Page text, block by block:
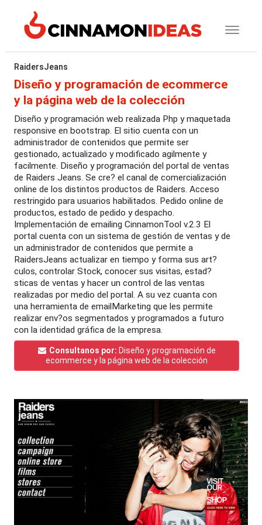
RaidersJeans
Diseño y programación de ecommerce
y la página web de la colección
Diseño y programación web realizada Php y maquetada
responsive en bootstrap. El sitio cuenta con un
administrador de contenidos que permite ser
gestionado, actualizado y modificado agilmente y
facilmente. Diseño y programación del portal de ventas
de Raiders Jeans. Se cre? el canal de comercialización
online de los distintos productos de Raiders. Acceso
restringido para usuarios habilitados. Pedido online de
productos, estado de pedido y despacho.
Implementación de emailing CinnamonTool v.2.3 El
portal cuenta con un sistema de gestión de ventas y de
un administrador de contenidos que permite a
RaidersJeans actualizar en tiempo y forma sus art?
culos, controlar Stock, conocer sus visitas, estad?
sticas de ventas y hacer un control de las ventas
realizadas por medio del portal. A su vez cuanta con
una herramienta de emailMarketing que les permite
realizar env?os segmentados y programados a futuro
con la identidad gráfica de la empresa.
Consultanos por: Diseño y programación de
ecommerce y la página web de la colección